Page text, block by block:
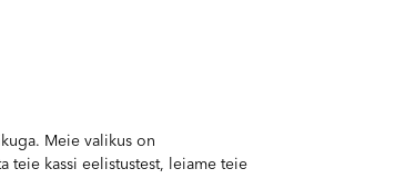
Meie valikus on
teie kassi eelistustest, leiame teie